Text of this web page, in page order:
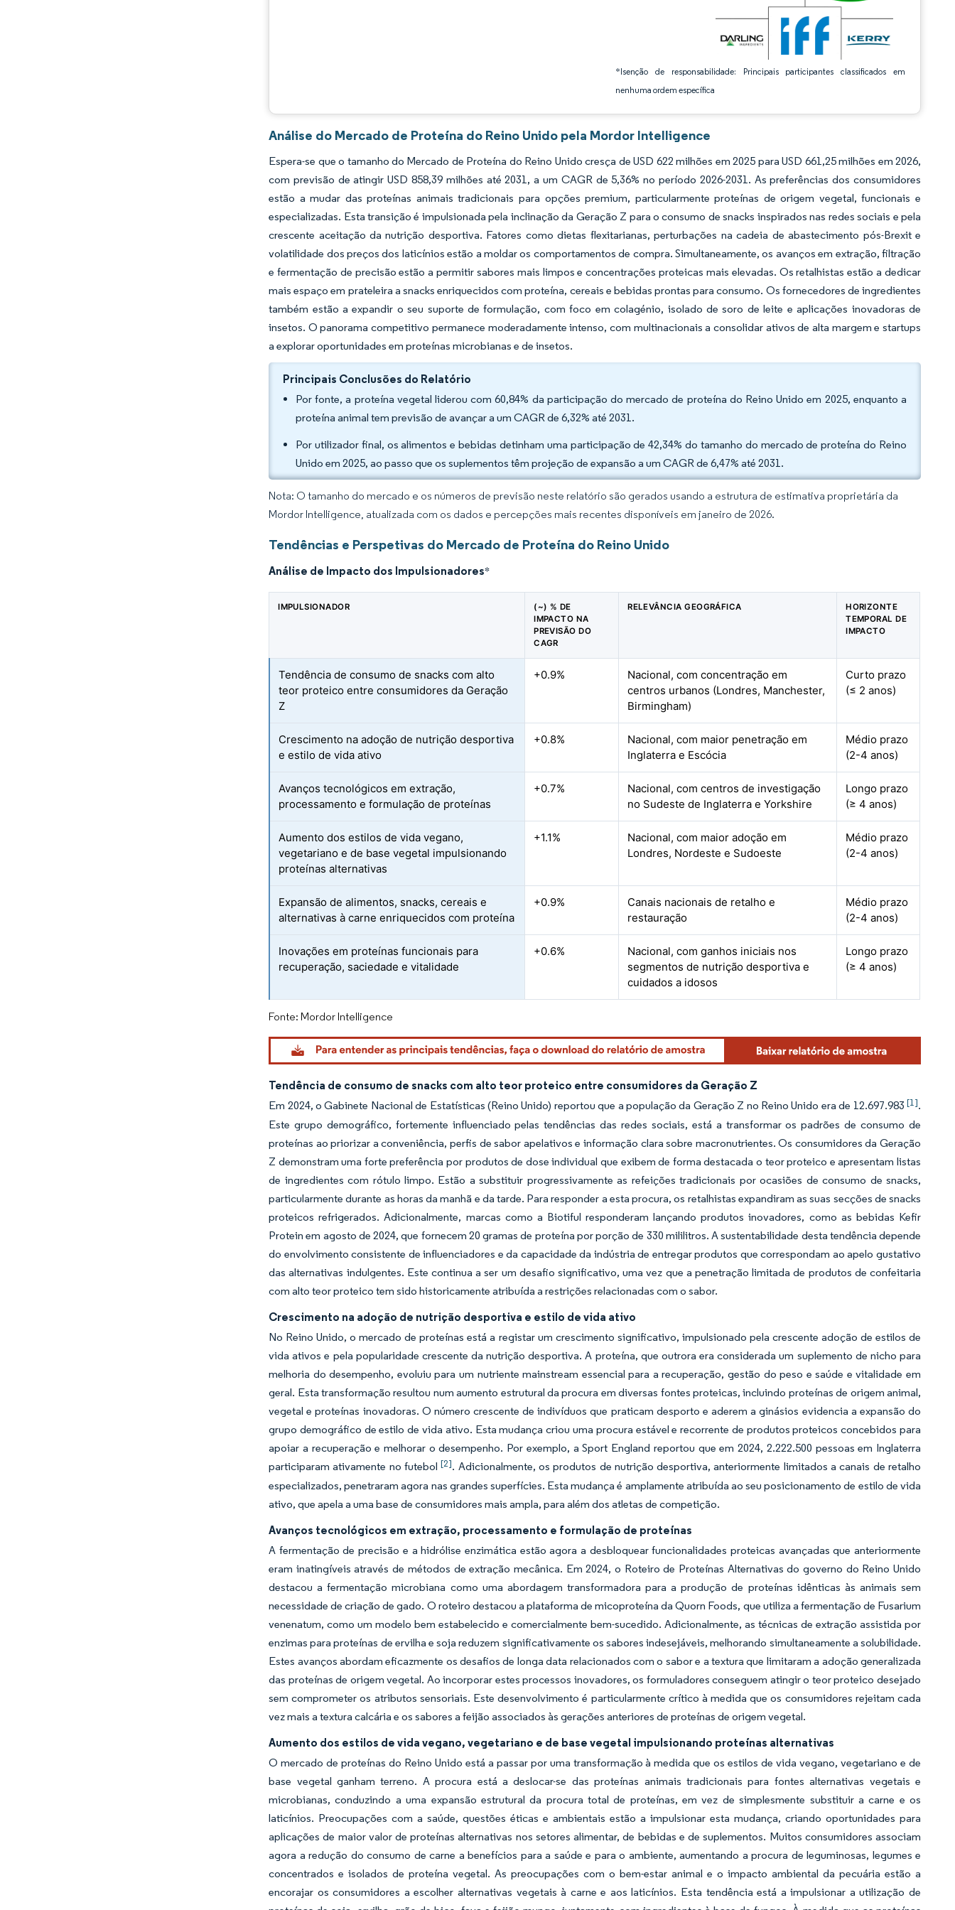
*Isenção de responsabilidade: Principais participantes classificados em
nenhuma ordem específica
Análise do Mercado de Proteína do Reino Unido pela Mordor Intelligence
Espera-se que o tamanho do Mercado de Proteína do Reino Unido cresça de USD 622 milhões em 2025 para USD 661,25 milhões em 2026,
com previsão de atingir USD 858,39 milhões até 2031, a um CAGR de 5,36% no período 2026-2031. As preferências dos consumidores
estão a mudar das proteínas animais tradicionais para opções premium, particularmente proteínas de origem vegetal, funcionais e
especializadas. Esta transição é impulsionada pela inclinação da Geração Z para o consumo de snacks inspirados nas redes sociais e pela
crescente aceitação da nutrição desportiva. Fatores como dietas flexitarianas, perturbações na cadeia de abastecimento pós-Brexit e
volatilidade dos preços dos laticínios estão a moldar os comportamentos de compra. Simultaneamente, os avanços em extração, filtração
e fermentação de precisão estão a permitir sabores mais limpos e concentrações proteicas mais elevadas. Os retalhistas estão a dedicar
mais espaço em prateleira a snacks enriquecidos com proteína, cereais e bebidas prontas para consumo. Os fornecedores de ingredientes
também estão a expandir o seu suporte de formulação, com foco em colagénio, isolado de soro de leite e aplicações inovadoras de
insetos. O panorama competitivo permanece moderadamente intenso, com multinacionais a consolidar ativos de alta margem e startups
a explorar oportunidades em proteínas microbianas e de insetos.
Principais Conclusões do Relatório
Por fonte, a proteína vegetal liderou com 60,84% da participação do mercado de proteína do Reino Unido em 2025, enquanto a
proteína animal tem previsão de avançar a um CAGR de 6,32% até 2031.
Por utilizador final, os alimentos e bebidas detinham uma participação de 42,34% do tamanho do mercado de proteína do Reino
Unido em 2025, ao passo que os suplementos têm projeção de expansão a um CAGR de 6,47% até 2031.
Nota: O tamanho do mercado e os números de previsão neste relatório são gerados usando a estrutura de estimativa proprietária da
Mordor Intelligence, atualizada com os dados e percepções mais recentes disponíveis em janeiro de 2026.
Tendências e Perspetivas do Mercado de Proteína do Reino Unido
Análise de Impacto dos Impulsionadores*
IMPULSIONADOR
(~) % DE
IMPACTO NA
PREVISÃO DO
CAGR
RELEVÂNCIA GEOGRÁFICA
HORIZONTE
TEMPORAL DE
IMPACTO
Tendência de consumo de snacks com alto
teor proteico entre consumidores da Geração
Z
+0.9%
Nacional, com concentração em
centros urbanos (Londres, Manchester,
Birmingham)
Curto prazo
(≤ 2 anos)
Crescimento na adoção de nutrição desportiva
e estilo de vida ativo
+0.8%
Nacional, com maior penetração em
Inglaterra e Escócia
Médio prazo
(2-4 anos)
Avanços tecnológicos em extração,
processamento e formulação de proteínas
+0.7%
Nacional, com centros de investigação
no Sudeste de Inglaterra e Yorkshire
Longo prazo
(≥ 4 anos)
Aumento dos estilos de vida vegano,
vegetariano e de base vegetal impulsionando
proteínas alternativas
+1.1%
Nacional, com maior adoção em
Londres, Nordeste e Sudoeste
Médio prazo
(2-4 anos)
Expansão de alimentos, snacks, cereais e
alternativas à carne enriquecidos com proteína
+0.9%
Canais nacionais de retalho e
restauração
Médio prazo
(2-4 anos)
Inovações em proteínas funcionais para
recuperação, saciedade e vitalidade
+0.6%
Nacional, com ganhos iniciais nos
segmentos de nutrição desportiva e
cuidados a idosos
Longo prazo
(≥ 4 anos)
Fonte: Mordor Intelligence
Tendência de consumo de snacks com alto teor proteico entre consumidores da Geração Z
Em 2024, o Gabinete Nacional de Estatísticas (Reino Unido) reportou que a população da Geração Z no Reino Unido era de 12.697.983 [1].
Este grupo demográfico, fortemente influenciado pelas tendências das redes sociais, está a transformar os padrões de consumo de
proteínas ao priorizar a conveniência, perfis de sabor apelativos e informação clara sobre macronutrientes. Os consumidores da Geração
Z demonstram uma forte preferência por produtos de dose individual que exibem de forma destacada o teor proteico e apresentam listas
de ingredientes com rótulo limpo. Estão a substituir progressivamente as refeições tradicionais por ocasiões de consumo de snacks,
particularmente durante as horas da manhã e da tarde. Para responder a esta procura, os retalhistas expandiram as suas secções de snacks
proteicos refrigerados. Adicionalmente, marcas como a Biotiful responderam lançando produtos inovadores, como as bebidas Kefir
Protein em agosto de 2024, que fornecem 20 gramas de proteína por porção de 330 mililitros. A sustentabilidade desta tendência depende
do envolvimento consistente de influenciadores e da capacidade da indústria de entregar produtos que correspondam ao apelo gustativo
das alternativas indulgentes. Este continua a ser um desafio significativo, uma vez que a penetração limitada de produtos de confeitaria
com alto teor proteico tem sido historicamente atribuída a restrições relacionadas com o sabor.
Crescimento na adoção de nutrição desportiva e estilo de vida ativo
No Reino Unido, o mercado de proteínas está a registar um crescimento significativo, impulsionado pela crescente adoção de estilos de
vida ativos e pela popularidade crescente da nutrição desportiva. A proteína, que outrora era considerada um suplemento de nicho para
melhoria do desempenho, evoluiu para um nutriente mainstream essencial para a recuperação, gestão do peso e saúde e vitalidade em
geral. Esta transformação resultou num aumento estrutural da procura em diversas fontes proteicas, incluindo proteínas de origem animal,
vegetal e proteínas inovadoras. O número crescente de indivíduos que praticam desporto e aderem a ginásios evidencia a expansão do
grupo demográfico de estilo de vida ativo. Esta mudança criou uma procura estável e recorrente de produtos proteicos concebidos para
apoiar a recuperação e melhorar o desempenho. Por exemplo, a Sport England reportou que em 2024, 2.222.500 pessoas em Inglaterra
participaram ativamente no futebol[2]. Adicionalmente, os produtos de nutrição desportiva, anteriormente limitados a canais de retalho
especializados, penetraram agora nas grandes superfícies. Esta mudança é amplamente atribuída ao seu posicionamento de estilo de vida
ativo, que apela a uma base de consumidores mais ampla, para além dos atletas de competição.
Avanços tecnológicos em extração, processamento e formulação de proteínas
A fermentação de precisão e a hidrólise enzimática estão agora a desbloquear funcionalidades proteicas avançadas que anteriormente
eram inatingíveis através de métodos de extração mecânica. Em 2024, o Roteiro de Proteínas Alternativas do governo do Reino Unido
destacou a fermentação microbiana como uma abordagem transformadora para a produção de proteínas idênticas às animais sem
necessidade de criação de gado. O roteiro destacou a plataforma de micoproteína da Quorn Foods, que utiliza a fermentação de Fusarium
venenatum, como um modelo bem estabelecido e comercialmente bem-sucedido. Adicionalmente, as técnicas de extração assistida por
enzimas para proteínas de ervilha e soja reduzem significativamente os sabores indesejáveis, melhorando simultaneamente a solubilidade.
Estes avanços abordam eficazmente os desafios de longa data relacionados com o sabor e a textura que limitaram a adoção generalizada
das proteínas de origem vegetal. Ao incorporar estes processos inovadores, os formuladores conseguem atingir o teor proteico desejado
sem comprometer os atributos sensoriais. Este desenvolvimento é particularmente crítico à medida que os consumidores rejeitam cada
vez mais a textura calcária e os sabores a feijão associados às gerações anteriores de proteínas de origem vegetal.
Aumento dos estilos de vida vegano, vegetariano e de base vegetal impulsionando proteínas alternativas
O mercado de proteínas do Reino Unido está a passar por uma transformação à medida que os estilos de vida vegano, vegetariano e de
base vegetal ganham terreno. A procura está a deslocar-se das proteínas animais tradicionais para fontes alternativas vegetais e
microbianas, conduzindo a uma expansão estrutural da procura total de proteínas, em vez de simplesmente substituir a carne e os
laticínios. Preocupações com a saúde, questões éticas e ambientais estão a impulsionar esta mudança, criando oportunidades para
aplicações de maior valor de proteínas alternativas nos setores alimentar, de bebidas e de suplementos. Muitos consumidores associam
agora a redução do consumo de carne a benefícios para a saúde e para o ambiente, aumentando a procura de leguminosas, legumes e
concentrados e isolados de proteína vegetal. As preocupações com o bem-estar animal e o impacto ambiental da pecuária estão a
encorajar os consumidores a escolher alternativas vegetais à carne e aos laticínios. Esta tendência está a impulsionar a utilização de